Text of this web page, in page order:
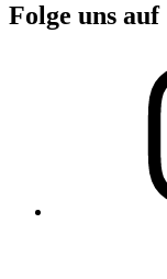
Folge uns auf